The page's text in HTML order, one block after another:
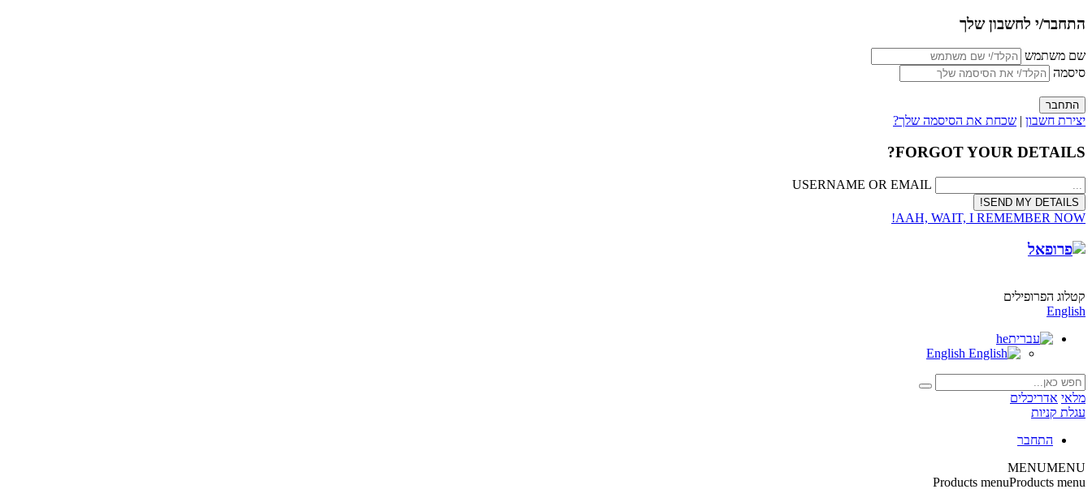
התחבר/י לחשבון שלך
שם משתמש
סיסמה
יצירת חשבון | שכחת את הסיסמה שלך?
FORGOT YOUR DETAILS?
USERNAME OR EMAIL
AAH, WAIT, I REMEMBER NOW!
קטלוג הפרופילים
English
he
מלאי אדריכלים
עגלת קניות
התחבר
MENUMENU
Products menuProducts menu